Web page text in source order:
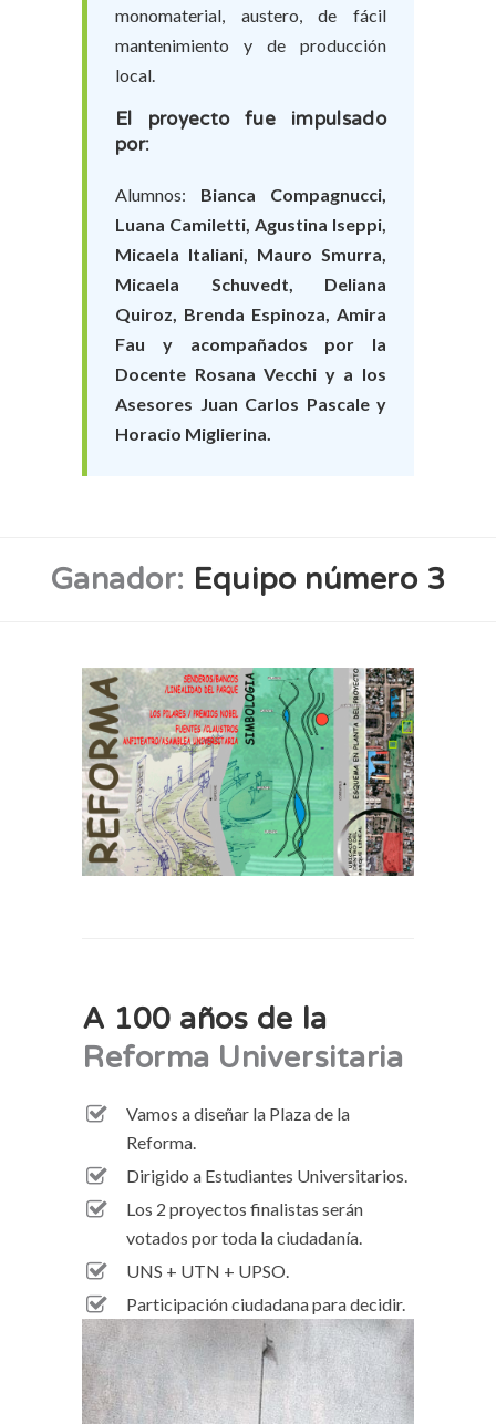
monomaterial, austero, de fácil
mantenimiento y de producción
local.
El proyecto fue impulsado
por:
Alumnos: Bianca Compagnucci,
Luana Camiletti, Agustina Iseppi,
Micaela Italiani, Mauro Smurra,
Micaela Schuvedt, Deliana
Quiroz, Brenda Espinoza, Amira
Fau y acompañados por la
Docente Rosana Vecchi y a los
Asesores Juan Carlos Pascale y
Horacio Miglierina.
Ganador: Equipo número 3
A 100 años de la
Reforma Universitaria
Vamos a diseñar la Plaza de la
Reforma.
Dirigido a Estudiantes Universitarios.
Los 2 proyectos finalistas serán
votados por toda la ciudadanía.
UNS + UTN + UPSO.
Participación ciudadana para decidir.